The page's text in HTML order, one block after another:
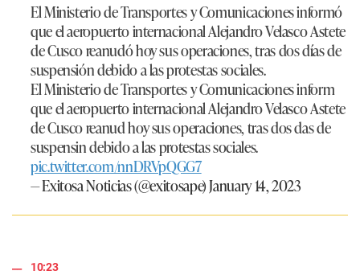
El Ministerio de Transportes y Comunicaciones informó
que el aeropuerto internacional Alejandro Velasco Astete
de Cusco reanudó hoy sus operaciones, tras dos días de
suspensión debido a las protestas sociales.
El Ministerio de Transportes y Comunicaciones inform
que el aeropuerto internacional Alejandro Velasco Astete
de Cusco reanud hoy sus operaciones, tras dos das de
suspensin debido a las protestas sociales.
pic.twitter.com/nnDRVpQGG7
— Exitosa Noticias (@exitosape)January 14, 2023
10:23